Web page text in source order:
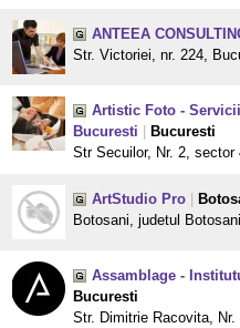
ANTEEA
Str. Victoriei, nr. 224,
Artistic Foto -
Bucuresti
Bucuresti
Str Secuilor, Nr. 2, sector
ArtStudio Pro
Botosani, judetul
Assamblage -
Bucuresti
Str. Dimitrie Racovita,